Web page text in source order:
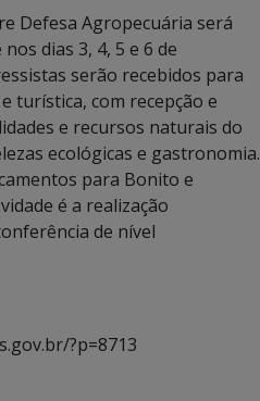
Defesa Agropecuária será
dias 3, 4, 5 e 6 de
serão recebidos para
turística, com recepção e
e recursos naturais do
ecológicas e gastronomia.
para Bonito e
é a realização
de nível
?p=8713